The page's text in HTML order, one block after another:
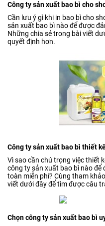
Công ty sản xuất bao bì cho
Cần lưu ý gì khi in bao bì cho
sản xuất bao bì nào để được
Những chia sẻ trong bài viết
quyết định hơn.
Công ty sản xuất bao bì thiết
Vì sao cần chú trọng việc thiết
công ty sản xuất bao bì nào để
toàn miễn phí? Cùng tham
viết dưới đây để tìm được câu
Chọn công ty sản xuất bao bì